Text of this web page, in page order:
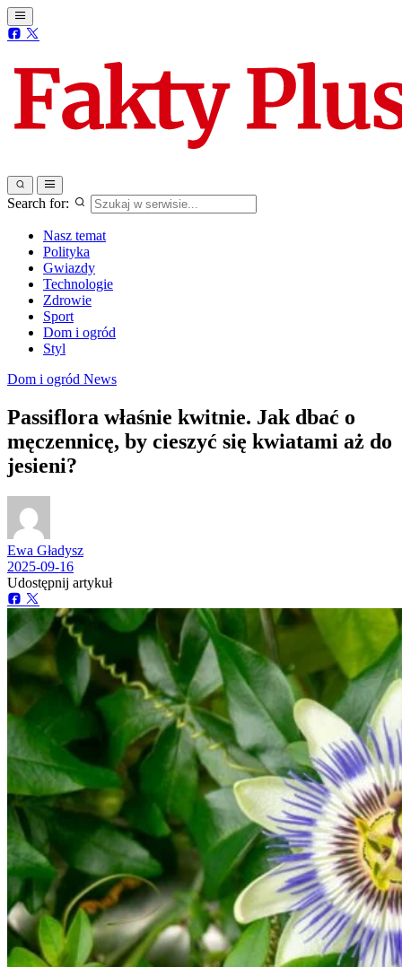
Search for:
Nasz temat
Polityka
Gwiazdy
Technologie
Zdrowie
Sport
Dom i ogród
Styl
Dom i ogród News
Passiflora właśnie kwitnie. Jak dbać o
męczennicę, by cieszyć się kwiatami aż do
jesieni?
Ewa Gładysz
2025-09-16
Udostępnij artykuł